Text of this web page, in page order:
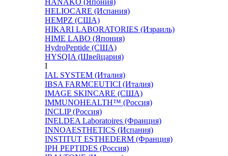
HELIOCARE (Испания)
HEMPZ (США)
HIKARI LABORATORIES (Израиль)
HIME LABO (Япония)
HydroPeptide (США)
HYSQIA (Швейцария)
I
IAL SYSTEM (Италия)
IBSA FARMCEUTICI (Италия)
IMAGE SKINCARE (США)
IMMUNOHEALTH™ (Россия)
INCLIP (Россия)
INELDEA Laboratoires (Франция)
INNOAESTHETICS (Испания)
INSTITUT ESTHEDERM (Франция)
IPH PEPTIDES (Россия)